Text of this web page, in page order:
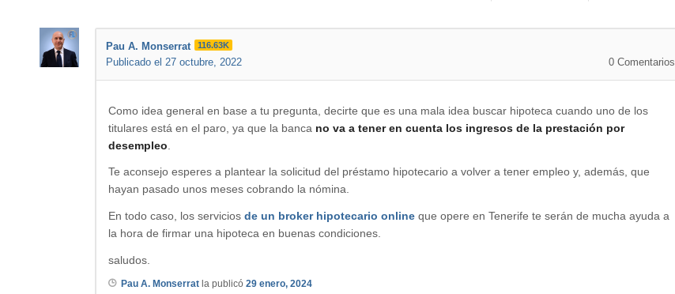
Pau A. Monserrat 116.63K
Publicado el 27 octubre, 2022 0 Comentarios
Como idea general en base a tu pregunta, decirte que es una mala idea buscar hipoteca cuando uno de los
titulares está en el paro, ya que la banca no va a tener en cuenta los ingresos de la prestación por
desempleo
Te aconsejo esperes a plantear la solicitud del préstamo hipotecario a volver a tener empleo y, además, que
hayan pasado unos meses cobrando la nómina.
En todo caso, los servicios de un broker hipotecario online que opere en Tenerife te serán de mucha ayuda a
la hora de firmar una hipoteca en buenas condiciones.
saludos.
Pau A. Monserrat la publicó 29 enero, 2024